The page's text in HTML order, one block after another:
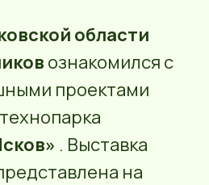
области
ознакомился с
проектами
. Выставка
на